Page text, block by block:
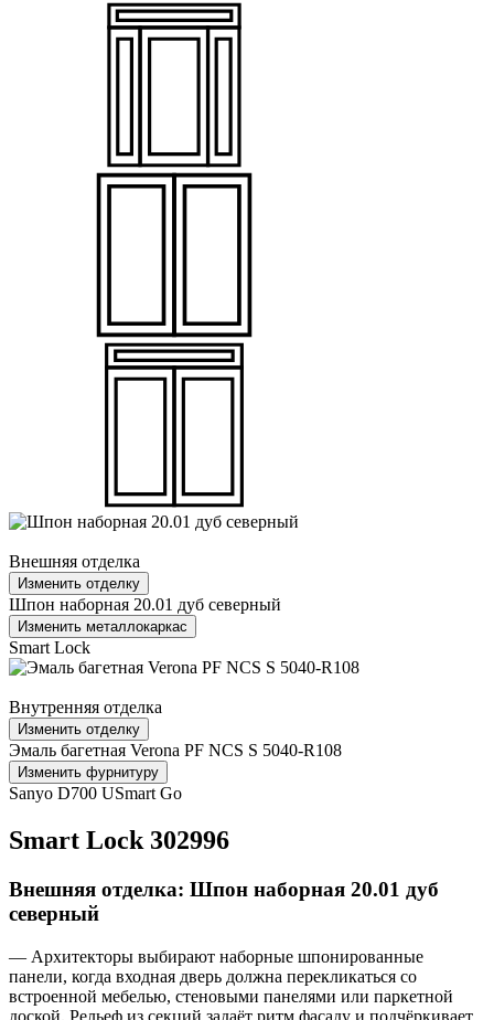
Внешняя отделка
Изменить отделку
Шпон наборная 20.01 дуб северный
Изменить металлокаркас
Smart Lock
Внутренняя отделка
Изменить отделку
Эмаль багетная Verona PF NCS S 5040-R108
Изменить фурнитуру
Sanyo D700 USmart Go
Smart Lock 302996
Внешняя отделка: Шпон наборная 20.01 дуб
северный
— Архитекторы выбирают наборные шпонированные
панели, когда входная дверь должна перекликаться со
встроенной мебелью, стеновыми панелями или паркетной
доской. Рельеф из секций задаёт ритм фасаду и подчёркивает